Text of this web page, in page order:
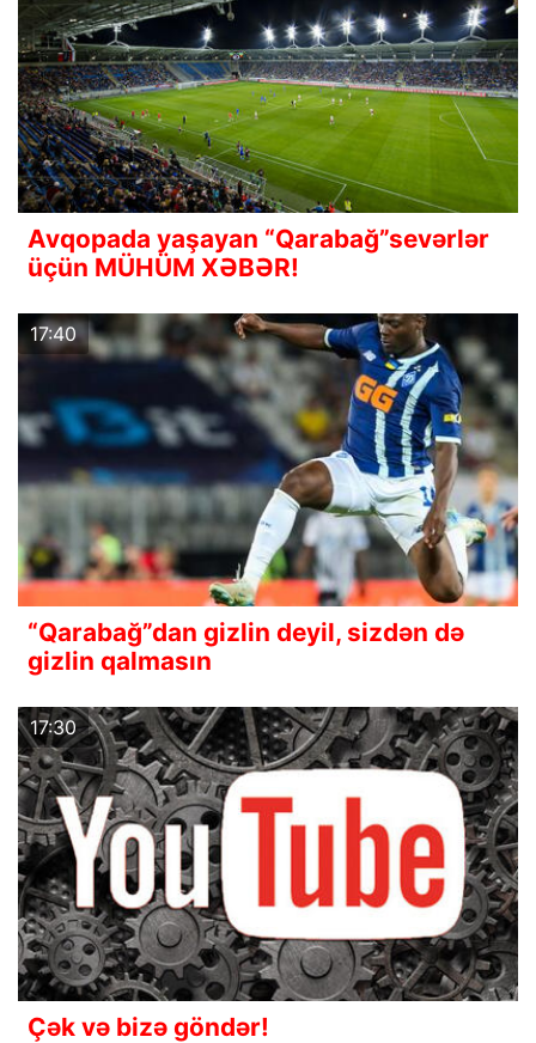
Avqopada yaşayan “Qarabağ”sevərlər
üçün MÜHÜM XƏBƏR!
17:40
“Qarabağ”dan gizlin deyil, sizdən də
gizlin qalmasın
17:30
Çək və bizə göndər!